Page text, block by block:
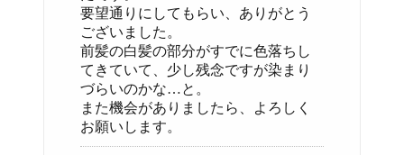
要望通りにしてもらい、ありがとう
ございました。
前髪の白髪の部分がすでに色落ちし
てきていて、少し残念ですが染まり
づらいのかな…と。
また機会がありましたら、よろしく
お願いします。